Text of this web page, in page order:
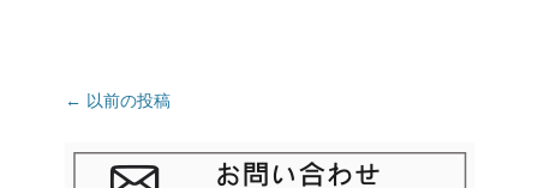
投
ナ
← 以前の投稿